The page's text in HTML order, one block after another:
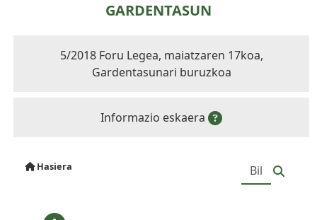
GARDENTASUN
5/2018 Foru Legea, maiatzaren 17koa,
Gardentasunari buruzkoa
Informazio eskaera
Hasiera